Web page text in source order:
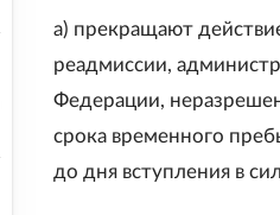
а) прекращают
реадмиссии,
Федерации,
срока временного
до дня вступления в